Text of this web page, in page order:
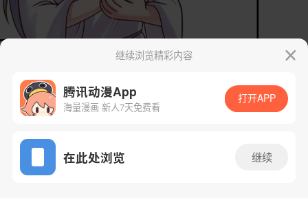
App免费看
继续浏览精彩内容
腾讯动漫App
海量漫画 新人7天免费看
打开APP
在此处浏览 继续